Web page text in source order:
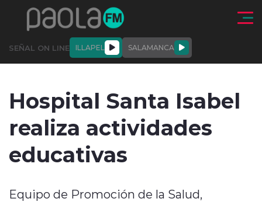
Click acá para ir directamente al contenido
SEÑAL ON LINE ILLAPEL SALAMANCA
ACTUALIDAD SOMOS
Hospital Santa Isabel
realiza actividades
educativas
Equipo de Promoción de la Salud,